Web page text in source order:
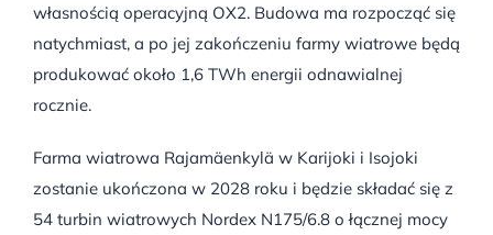
własnością operacyjną OX2. Budowa ma rozpocząć się
natychmiast, a po jej zakończeniu farmy wiatrowe będą
produkować około 1,6 TWh energii odnawialnej
rocznie.
Farma wiatrowa Rajamäenkylä w Karijoki i Isojoki
zostanie ukończona w 2028 roku i będzie składać się z
54 turbin wiatrowych Nordex N175/6.8 o łącznej mocy